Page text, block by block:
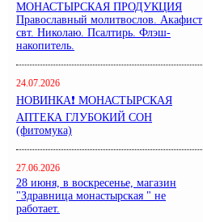
МОНАСТЫРСКАЯ ПРОДУКЦИЯ
Православный молитвослов. Акафист
свт. Николаю. Псалтирь. Флэш-
накопитель.
24.07.2026
НОВИНКА❗ МОНАСТЫРСКАЯ
АПТЕКА ГЛУБОКИЙ СОН
(фитомука)
27.06.2026
28 июня, в воскресенье, магазин
"Здравница монастырская " не
работает.